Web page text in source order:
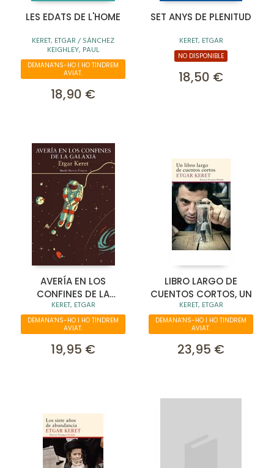
LES EDATS DE L'HOME
KERET, ETGAR / SÁNCHEZ
KEIGHLEY, PAUL
DEMANA'NS-HO I HO TINDREM
AVIAT.
18,90 €
SET ANYS DE PLENITUD
KERET, ETGAR
NO DISPONIBLE
18,50 €
AVERÍA EN LOS
CONFINES DE LA
GALAXIA
KERET, ETGAR
DEMANA'NS-HO I HO TINDREM
AVIAT.
19,95 €
LIBRO LARGO DE
CUENTOS CORTOS, UN
KERET, ETGAR
DEMANA'NS-HO I HO TINDREM
AVIAT.
23,95 €